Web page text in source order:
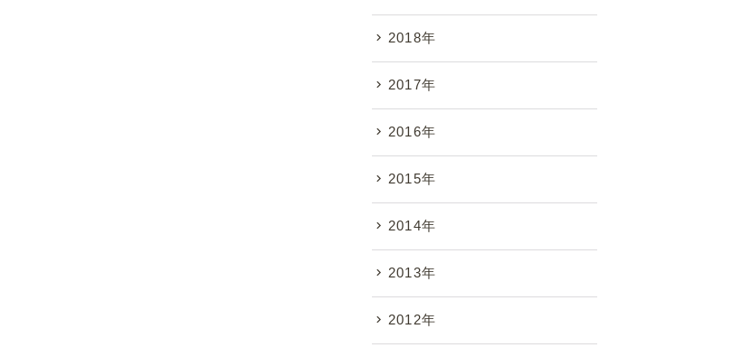
2018年
2017年
2016年
2015年
2014年
2013年
2012年